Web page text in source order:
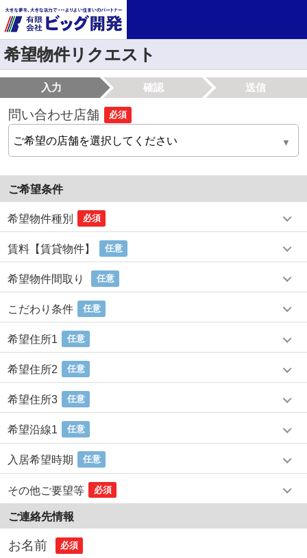
希望物件リクエスト
入力 確認 送信
問い合わせ店舗 必須
ご希望条件
希望物件種別 必須
賃料【賃貸物件】 任意
希望物件間取り 任意
こだわり条件 任意
希望住所1 任意
希望住所2 任意
希望住所3 任意
希望沿線1 任意
入居希望時期 任意
その他ご要望等 必須
ご連絡先情報
お名前 必須